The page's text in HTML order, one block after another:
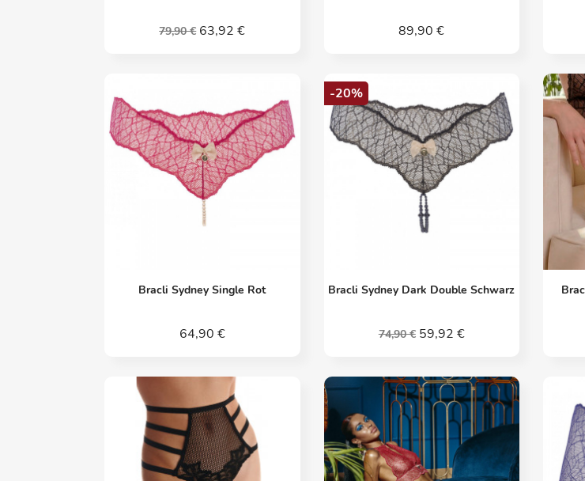
79,90 € 63,92 € 89,90 €
Vorschau
Bracli Sydney Single Rot
64,90 €
Vorschau
Bracli Sydney Dark Double Schwarz
74,90 € 59,92 €
-20%